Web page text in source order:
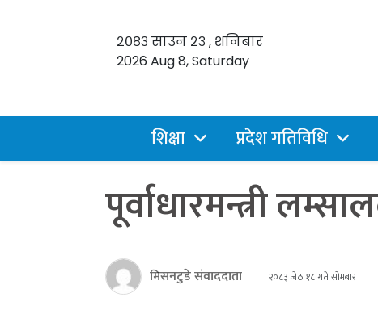
२०८३ साउन २३ , शनिबार
2026 Aug 8, Saturday
शिक्षा प्रदेश गतिविधि
पूर्वाधारमन्त्री
मिसनटुडे संवाददाता २०८३ जेठ १८ गते सोमबार